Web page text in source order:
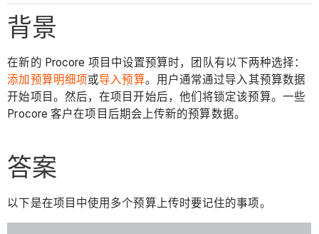
背景
在新的 Procore 项目中设置预算时，团队有以下两种选择：
添加预算明细项或导入预算。用户通常通过导入其预算数据
开始项目。然后，在项目开始后，他们将锁定该预算。一些
Procore 客户在项目后期会上传新的预算数据。
答案
以下是在项目中使用多个预算上传时要记住的事项。